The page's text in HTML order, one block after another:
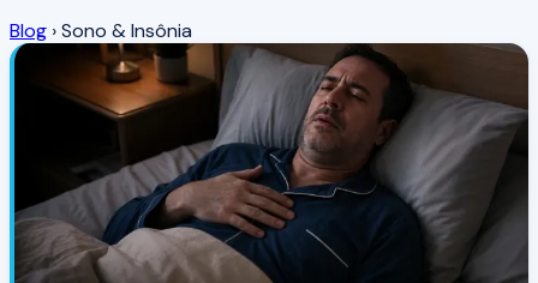
Blog ›Sono & Insônia